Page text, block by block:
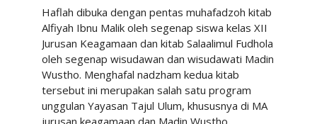
Haflah dibuka dengan pentas muhafadzoh kitab
Alfiyah Ibnu Malik oleh segenap siswa kelas XII
Jurusan Keagamaan dan kitab Salaalimul Fudhola
oleh segenap wisudawan dan wisudawati Madin
Wustho. Menghafal nadzham kedua kitab
tersebut ini merupakan salah satu program
unggulan Yayasan Tajul Ulum, khususnya di MA
jurusan keagamaan dan Madin Wustho.